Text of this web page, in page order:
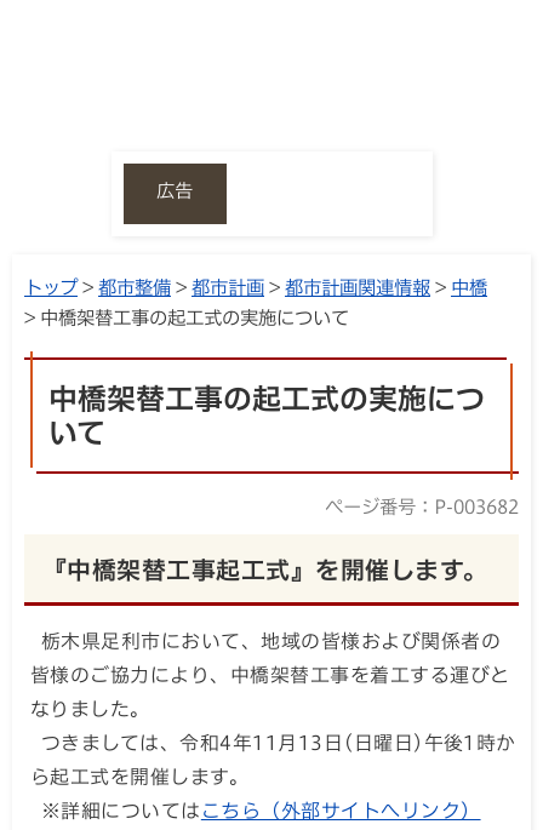
広告
トップ> 都市整備 > 都市計画 > 都市計画関連情報 > 中橋
> 中橋架替工事の起工式の実施について
中橋架替工事の起工式の実施につ
いて
ページ番号：P-003682
『中橋架替工事起工式』を開催します。
栃木県足利市において、地域の皆様および関係者の
皆様のご協力により、中橋架替工事を着工する運びと
なりました。
つきましては、令和4年11月13日(日曜日)午後1時か
ら起工式を開催します。
※詳細については こちら（外部サイトへリンク）